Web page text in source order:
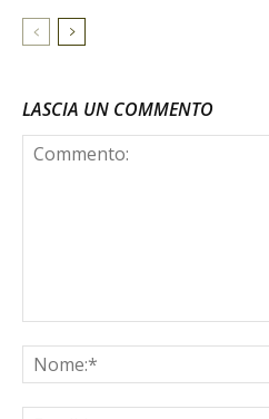
LASCIA UN COMMENTO